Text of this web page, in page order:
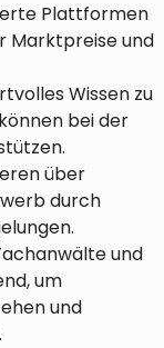
Plattformen
Marktpreise und
Wissen zu
bei der
über
durch
und
um
und